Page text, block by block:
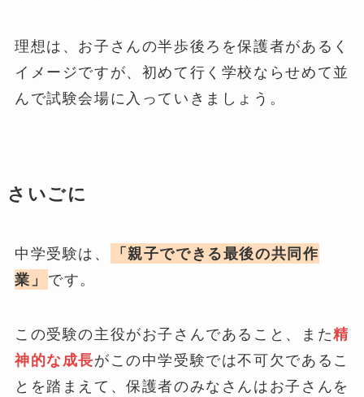
理想は、お子さんの半歩後ろを保護者があるく
イメージですが、初めて行く学校ならせめて並
んで試験会場に入っていきましょう。
さいごに
中学受験は、
「親子でできる最後の共同作
業」
です。
この受験の主役がお子さんであること、また精
神的な成長がこの中学受験では不可欠であるこ
とを踏まえて、保護者のみなさんはお子さんを